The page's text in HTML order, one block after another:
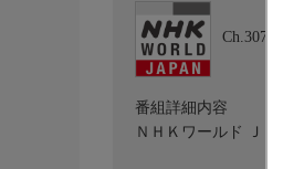
Ch.307
番組詳細内容
ＮＨＫワールド Ｊ